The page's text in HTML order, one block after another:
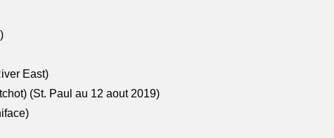
East)
(St. Paul au 12 aout 2019)